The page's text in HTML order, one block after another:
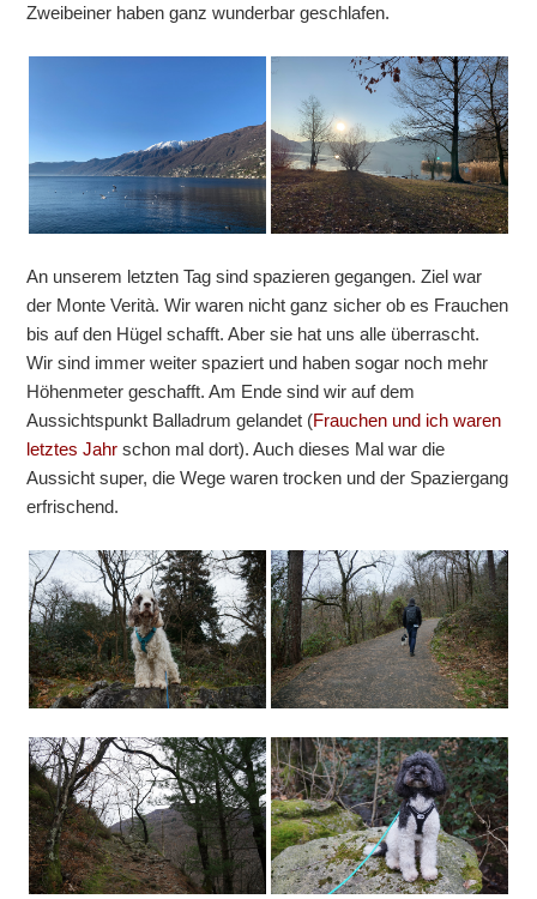
Zweibeiner haben ganz wunderbar geschlafen.
An unserem letzten Tag sind spazieren gegangen. Ziel war
der Monte Verità. Wir waren nicht ganz sicher ob es Frauchen
bis auf den Hügel schafft. Aber sie hat uns alle überrascht.
Wir sind immer weiter spaziert und haben sogar noch mehr
Höhenmeter geschafft. Am Ende sind wir auf dem
Aussichtspunkt Balladrum gelandet (Frauchen und ich waren
letztes Jahr schon mal dort). Auch dieses Mal war die
Aussicht super, die Wege waren trocken und der Spaziergang
erfrischend.